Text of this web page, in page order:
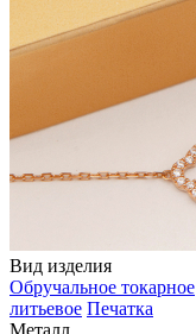
Вид изделия
Обручальное токарное
литьевое Печатка
Металл